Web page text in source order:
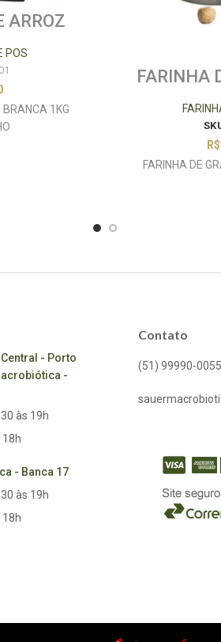
ARROZ
POS
BRANCA 1KG
FARINHA
R$
FARINHA DE
- Porto
-
às 19h
18h
- Banca 17
às 19h
18h
Contato
(51) 99990-0055